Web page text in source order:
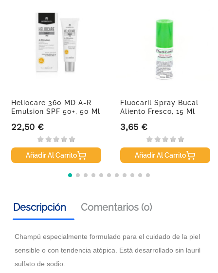
Heliocare 360 MD A-R
Emulsion SPF 50+, 50 Ml
Precio
22,50 €
Añadir Al Carrito
Fluocaril Spray Bucal
Aliento Fresco, 15 Ml
Precio
3,65 €
Añadir Al Carrito
Descripción Comentarios (0)
Champú especialmente formulado para el cuidado de la piel
sensible o con tendencia atópica. Está desarrollado sin lauril
sulfato de sodio.